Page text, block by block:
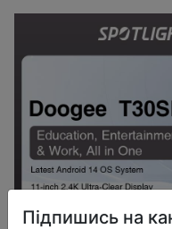
Підпишись на